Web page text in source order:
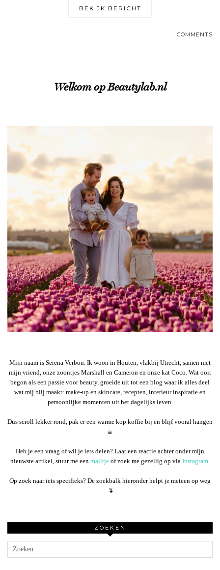
BEKIJK BERICHT
COMMENTS
Welkom op Beautylab.nl
Mijn naam is Serena Verbon. Ik woon in Houten, vlakbij Utrecht, samen met
mijn vriend, onze zoontjes Marshall en Cameron en onze kat Coco. Wat ooit
begon als een passie voor beauty, groeide uit tot een blog waar ik alles deel
wat mij blij maakt: make-up en skincare, recepten, interieur inspiratie en
persoonlijke momenten uit het dagelijks leven.
Dus scroll lekker rond, pak er een warme kop koffie bij en blijf vooral hangen
☕︎
Heb je een vraag of wil je iets delen? Laat een reactie achter onder mijn
nieuwste artikel, stuur me een mailtje of zoek me gezellig op via Instagram.
Op zoek naar iets specifieks? De zoekbalk hieronder helpt je meteen op weg
↴
ZOEKEN